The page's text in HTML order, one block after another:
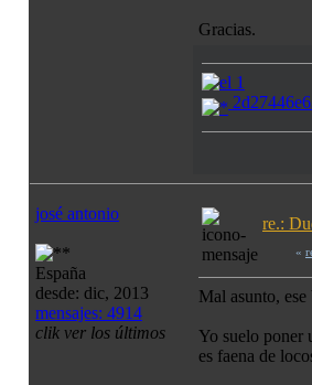
Gracias.
josé antonio
España
desde: dic, 2013
mensajes: 4914
clik ver los últimos
re.:
«
Mal asunto,
Yo suelo poner
es faena de